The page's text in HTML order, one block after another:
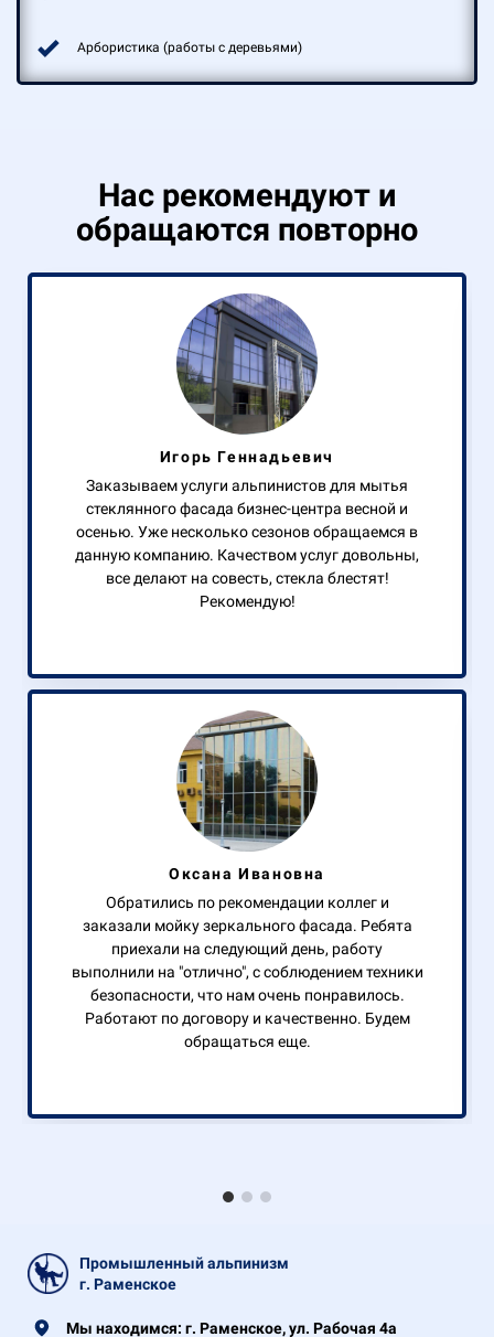
Арбористика (работы с деревьями)
Нас рекомендуют и
обращаются повторно
Игорь Геннадьевич
Заказываем услуги альпинистов для мытья
стеклянного фасада бизнес-центра весной и
осенью. Уже несколько сезонов обращаемся в
данную компанию. Качеством услуг довольны,
все делают на совесть, стекла блестят!
Рекомендую!
Оксана Ивановна
Обратились по рекомендации коллег и
заказали мойку зеркального фасада. Ребята
приехали на следующий день, работу
выполнили на "отлично", с соблюдением техники
безопасности, что нам очень понравилось.
Работают по договору и качественно. Будем
обращаться еще.
Промышленный альпинизм
г. Раменское
Мы находимся: г. Раменское,ул. Рабочая 4а